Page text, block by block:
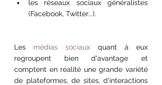
les réseaux sociaux généralistes
(Facebook, Twitter...).
Les médias sociaux quant à eux
regroupent bien d'avantage et
comptent en réalité une grande variété
de plateformes, de sites, d'interactions